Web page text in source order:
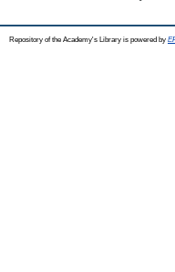
Repository of the Academy's Library is powered by